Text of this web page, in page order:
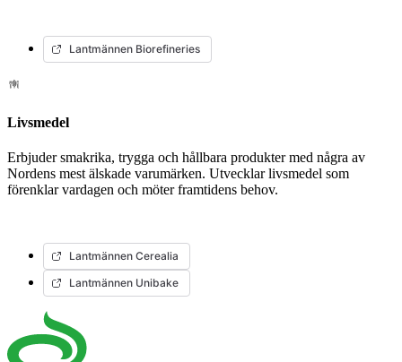
Lantmännen Biorefineries
Livsmedel
Erbjuder smakrika, trygga och hållbara produkter med några av
Nordens mest älskade varumärken. Utvecklar livsmedel som
förenklar vardagen och möter framtidens behov.
Lantmännen Cerealia
Lantmännen Unibake